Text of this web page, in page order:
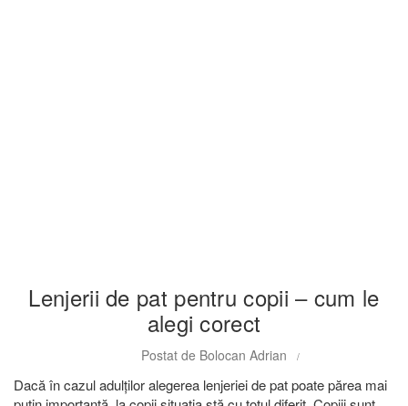
Lenjerii de pat pentru copii – cum le
alegi corect
Postat de Bolocan Adrian
Dacă în cazul adulților alegerea lenjeriei de pat poate părea mai